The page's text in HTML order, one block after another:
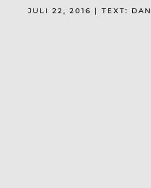
JULI 22, 2016 | TEXT: